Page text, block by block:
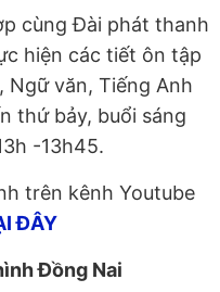
cùng Đài phát thanh
hiện các tiết ôn tập
Ngữ văn, Tiếng Anh
thứ bảy, buổi sáng
-13h45.
trên kênh Youtube
ĐÂY
Đồng Nai